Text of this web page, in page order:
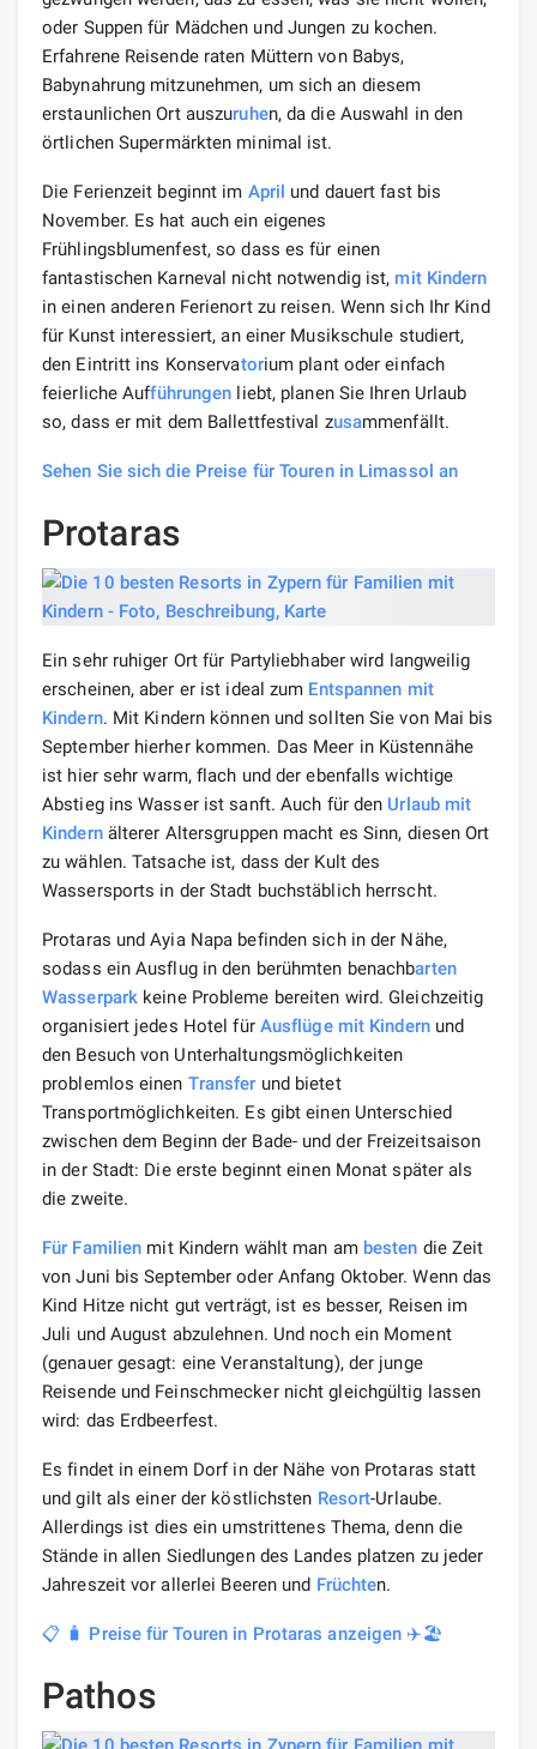
oder Suppen für Mädchen und Jungen zu kochen.
Erfahrene Reisende raten Müttern von Babys,
Babynahrung mitzunehmen, um sich an diesem
erstaunlichen Ort auszuruhen, da die Auswahl in den
örtlichen Supermärkten minimal ist.
Die Ferienzeit beginnt im April und dauert fast bis
November. Es hat auch ein eigenes
Frühlingsblumenfest, so dass es für einen
fantastischen Karneval nicht notwendig ist, mit Kindern
in einen anderen Ferienort zu reisen. Wenn sich Ihr Kind
für Kunst interessiert, an einer Musikschule studiert,
den Eintritt ins Konservatorium plant oder einfach
feierliche Aufführungen liebt, planen Sie Ihren Urlaub
so, dass er mit dem Ballettfestival zusammenfällt.
Sehen Sie sich die Preise für Touren in Limassol an
Protaras
Ein sehr ruhiger Ort für Partyliebhaber wird langweilig
erscheinen, aber er ist ideal zum Entspannen mit
Kindern. Mit Kindern können und sollten Sie von Mai bis
September hierher kommen. Das Meer in Küstennähe
ist hier sehr warm, flach und der ebenfalls wichtige
Abstieg ins Wasser ist sanft. Auch für den Urlaub mit
Kindernälterer Altersgruppen macht es Sinn, diesen Ort
zu wählen. Tatsache ist, dass der Kult des
Wassersports in der Stadt buchstäblich herrscht.
Protaras und Ayia Napa befinden sich in der Nähe,
sodass ein Ausflug in den berühmten benachbarten
Wasserpark keine Probleme bereiten wird. Gleichzeitig
organisiert jedes Hotel für Ausflüge mit Kindernund
den Besuch von Unterhaltungsmöglichkeiten
problemlos einen Transfer und bietet
Transportmöglichkeiten. Es gibt einen Unterschied
zwischen dem Beginn der Bade- und der Freizeitsaison
in der Stadt: Die erste beginnt einen Monat später als
die zweite.
Für Familien mit Kindern wählt man am besten die Zeit
von Juni bis September oder Anfang Oktober. Wenn das
Kind Hitze nicht gut verträgt, ist es besser, Reisen im
Juli und August abzulehnen. Und noch ein Moment
(genauer gesagt: eine Veranstaltung), der junge
Reisende und Feinschmecker nicht gleichgültig lassen
wird: das Erdbeerfest.
Es findet in einem Dorf in der Nähe von Protaras statt
und gilt als einer der köstlichsten Resort-Urlaube.
Allerdings ist dies ein umstrittenes Thema, denn die
Stände in allen Siedlungen des Landes platzen zu jeder
Jahreszeit vor allerlei Beeren und Früchten.
📋 🧳 Preise für Touren in Protaras anzeigen ✈️🏖️
Pathos